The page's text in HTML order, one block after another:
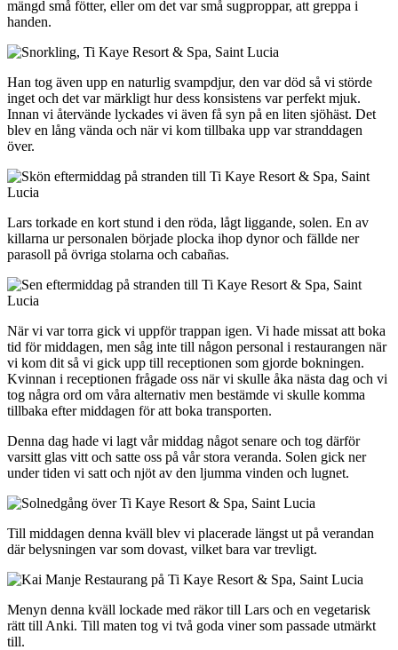
mängd små fötter, eller om det var små sugproppar, att greppa i
handen.
Han tog även upp en naturlig svampdjur, den var död så vi störde
inget och det var märkligt hur dess konsistens var perfekt mjuk.
Innan vi återvände lyckades vi även få syn på en liten sjöhäst. Det
blev en lång vända och när vi kom tillbaka upp var stranddagen
över.
Lars torkade en kort stund i den röda, lågt liggande, solen. En av
killarna ur personalen började plocka ihop dynor och fällde ner
parasoll på övriga stolarna och cabañas.
När vi var torra gick vi uppför trappan igen. Vi hade missat att boka
tid för middagen, men såg inte till någon personal i restaurangen när
vi kom dit så vi gick upp till receptionen som gjorde bokningen.
Kvinnan i receptionen frågade oss när vi skulle åka nästa dag och vi
tog några ord om våra alternativ men bestämde vi skulle komma
tillbaka efter middagen för att boka transporten.
Denna dag hade vi lagt vår middag något senare och tog därför
varsitt glas vitt och satte oss på vår stora veranda. Solen gick ner
under tiden vi satt och njöt av den ljumma vinden och lugnet.
Till middagen denna kväll blev vi placerade längst ut på verandan
där belysningen var som dovast, vilket bara var trevligt.
Menyn denna kväll lockade med räkor till Lars och en vegetarisk
rätt till Anki. Till maten tog vi två goda viner som passade utmärkt
till.